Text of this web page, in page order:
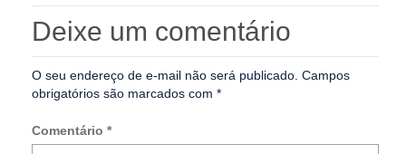
Deixe um comentário
O seu endereço de e-mail não será publicado. Campos
obrigatórios são marcados com *
Comentário *